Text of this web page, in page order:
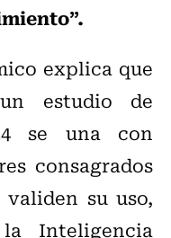
explica que
estudio de
se una con
consagrados
su uso,
Inteligencia